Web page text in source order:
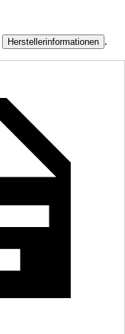
Herstellerinformationen .